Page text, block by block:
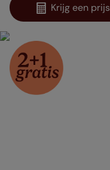
Krijg een prijs